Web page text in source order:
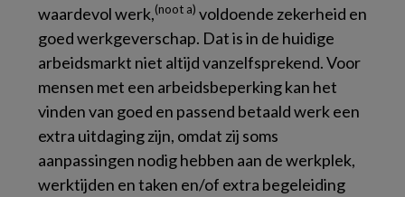
waardevol werk,(noot a) voldoende zekerheid en
goed werkgeverschap. Dat is in de huidige
arbeidsmarkt niet altijd vanzelfsprekend. Voor
mensen met een arbeidsbeperking kan het
vinden van goed en passend betaald werk een
extra uitdaging zijn, omdat zij soms
aanpassingen nodig hebben aan de werkplek,
werktijden en taken en/of extra begeleiding